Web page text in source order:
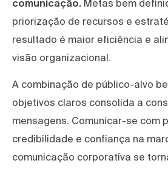
comunicação. Metas bem
priorização de recursos e
resultado é maior eficiência e
visão organizacional.
A combinação de público-alvo
objetivos claros consolida a
mensagens. Comunicar-se com
credibilidade e confiança na
comunicação corporativa se